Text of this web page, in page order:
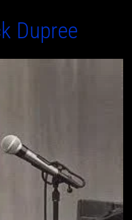
Dupree